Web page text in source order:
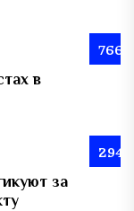
766
в
294
за